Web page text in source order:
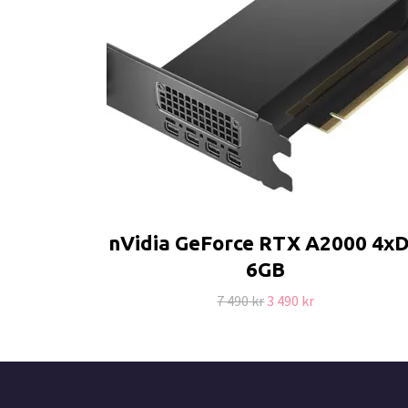
nVidia GeForce RTX A2000
6GB
7 490 kr3 490 kr